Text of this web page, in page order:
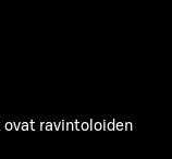
ravintoloiden